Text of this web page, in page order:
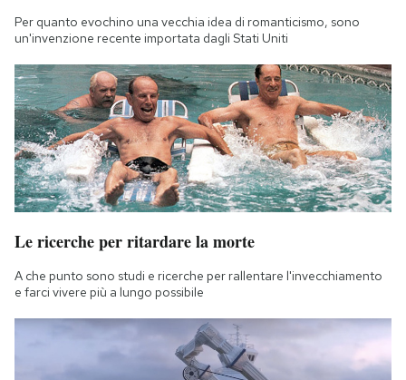
Per quanto evochino una vecchia idea di romanticismo, sono
un'invenzione recente importata dagli Stati Uniti
Le ricerche per ritardare la morte
A che punto sono studi e ricerche per rallentare l'invecchiamento
e farci vivere più a lungo possibile